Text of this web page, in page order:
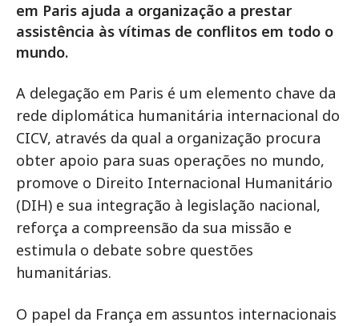
em Paris ajuda a organização a prestar
assistência às vítimas de conflitos em todo o
mundo.
A delegação em Paris é um elemento chave da
rede diplomática humanitária internacional do
CICV, através da qual a organização procura
obter apoio para suas operações no mundo,
promove o Direito Internacional Humanitário
(DIH) e sua integração à legislação nacional,
reforça a compreensão da sua missão e
estimula o debate sobre questões
humanitárias.
O papel da França em assuntos internacionais